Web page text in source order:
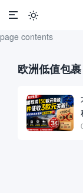
page contents

欧洲低值包裹